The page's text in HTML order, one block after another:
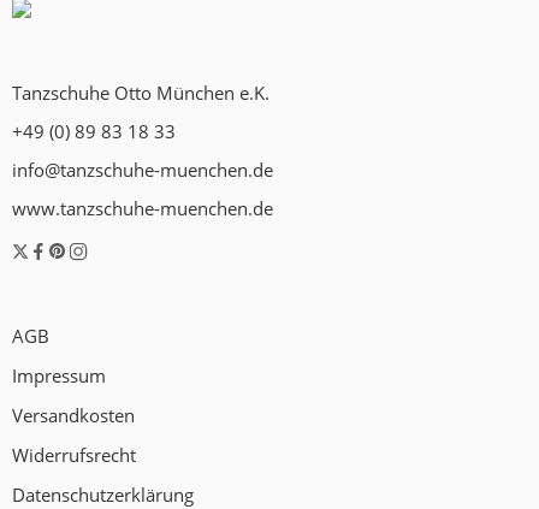
Tanzschuhe Otto München e.K.
+49 (0) 89 83 18 33
info@tanzschuhe-muenchen.de
www.tanzschuhe-muenchen.de
AGB
Impressum
Versandkosten
Widerrufsrecht
Datenschutzerklärung